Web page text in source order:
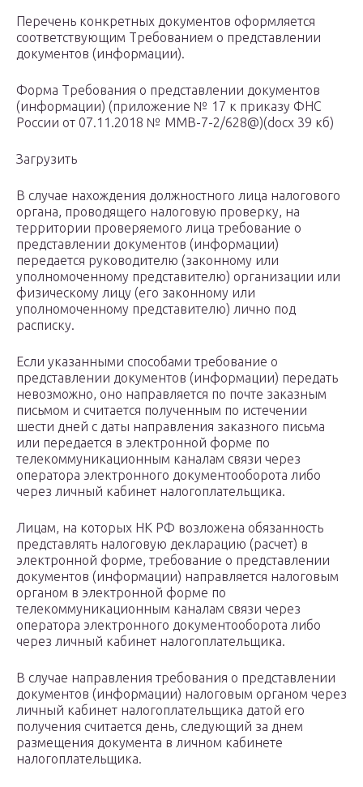
Перечень конкретных документов оформляется
соответствующим Требованием о представлении
документов (информации).
Форма Требования о представлении документов
(информации) (приложение № 17 к приказу ФНС
России от 07.11.2018 № ММВ-7-2/628@)(docx 39 кб)
Загрузить
В случае нахождения должностного лица налогового
органа, проводящего налоговую проверку, на
территории проверяемого лица требование о
представлении документов (информации)
передается руководителю (законному или
уполномоченному представителю) организации или
физическому лицу (его законному или
уполномоченному представителю) лично под
расписку.
Если указанными способами требование о
представлении документов (информации) передать
невозможно, оно направляется по почте заказным
письмом и считается полученным по истечении
шести дней с даты направления заказного письма
или передается в электронной форме по
телекоммуникационным каналам связи через
оператора электронного документооборота либо
через личный кабинет налогоплательщика.
Лицам, на которых НК РФ возложена обязанность
представлять налоговую декларацию (расчет) в
электронной форме, требование о представлении
документов (информации) направляется налоговым
органом в электронной форме по
телекоммуникационным каналам связи через
оператора электронного документооборота либо
через личный кабинет налогоплательщика.
В случае направления требования о представлении
документов (информации) налоговым органом через
личный кабинет налогоплательщика датой его
получения считается день, следующий за днем
размещения документа в личном кабинете
налогоплательщика.